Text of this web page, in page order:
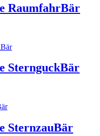
RaumfahrBär
SternguckBär
SternzauBär